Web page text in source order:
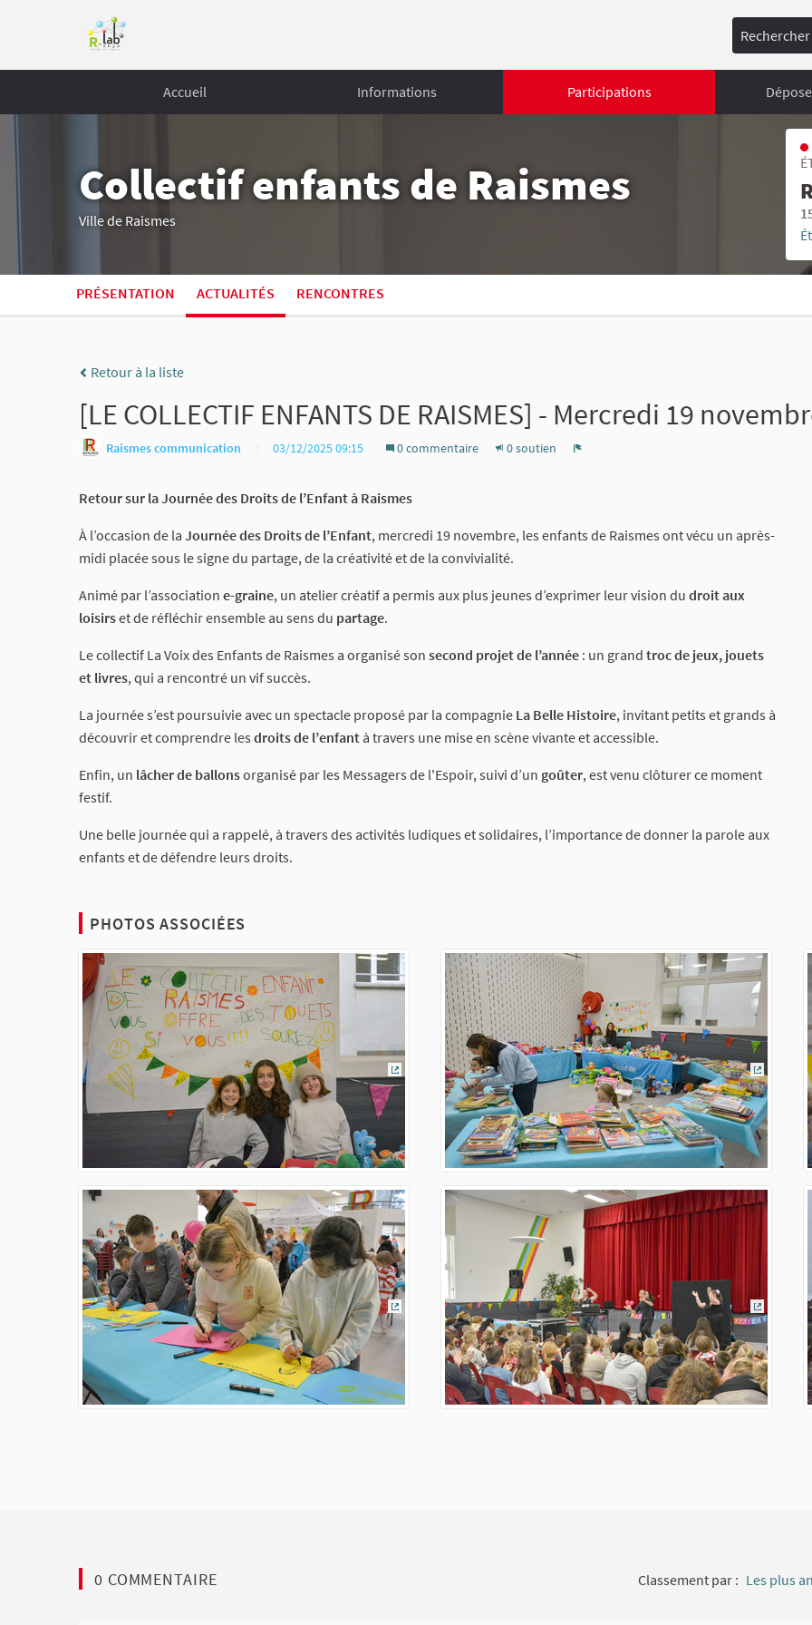
Rechercher
Accueil Informations Participations
Collectif enfants de Raismes
Ville de Raismes
PRÉSENTATION ACTUALITÉS RENCONTRES
Retour à la liste
[LE COLLECTIF ENFANTS DE RAISMES] - Mercredi 19
Raismes communication 03/12/2025 09:15 0 commentaire 0 soutien
Retour sur la Journée des Droits de l’Enfant à Raismes
À l’occasion de la Journée des Droits de l’Enfant, mercredi 19 novembre, les enfants de Raismes ont vécu un après-
midi placée sous le signe du partage, de la créativité et de la convivialité.
Animé par l’association e-graine, un atelier créatif a permis aux plus jeunes d’exprimer leur vision du droit aux
loisirset de réfléchir ensemble au sens du partage.
Le collectif La Voix des Enfants de Raismes a organisé son second projet de l’année : un grand troc de jeux, jouets
et livres, qui a rencontré un vif succès.
La journée s’est poursuivie avec un spectacle proposé par la compagnie La Belle Histoire, invitant petits et grands à
découvrir et comprendre les droits de l’enfant à travers une mise en scène vivante et accessible.
Enfin, un lâcher de ballonsorganisé par les Messagers de l'Espoir, suivi d’un goûter, est venu clôturer ce moment
festif.
Une belle journée qui a rappelé, à travers des activités ludiques et solidaires, l’importance de donner la parole aux
enfants et de défendre leurs droits.
PHOTOS ASSOCIÉES
(Lien externe) (Lien
(Lien externe) (Lien
0 COMMENTAIRE Classement par : Les plus